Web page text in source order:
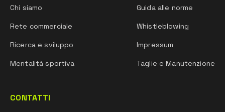
Chi siamo
Rete commerciale
Ricerca e sviluppo
Mentalità sportiva
Guida alle norme
Whistleblowing
Impressum
Taglie e Manutenzione
CONTATTI